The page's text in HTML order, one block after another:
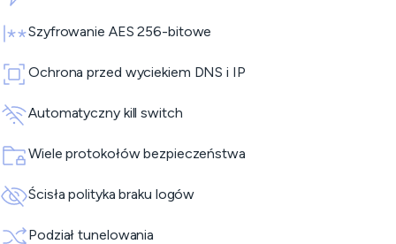
Szyfrowanie AES 256-bitowe
Ochrona przed wyciekiem DNS i IP
Automatyczny kill switch
Wiele protokołów bezpieczeństwa
Ścisła polityka braku logów
Podział tunelowania